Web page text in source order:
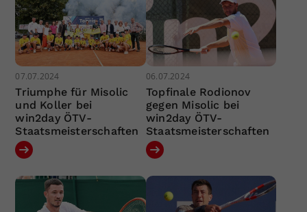
07.07.2024
Triumphe für Misolic
und Koller bei
win2day ÖTV-
Staatsmeisterschaften
06.07.2024
Topfinale Rodionov
gegen Misolic bei
win2day ÖTV-
Staatsmeisterschaften